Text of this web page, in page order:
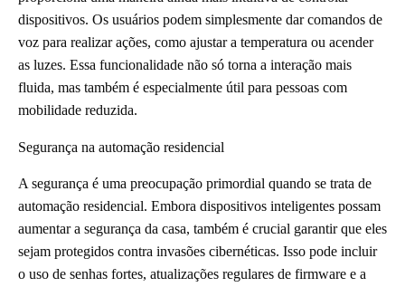
dispositivos. Os usuários podem simplesmente dar comandos de
voz para realizar ações, como ajustar a temperatura ou acender
as luzes. Essa funcionalidade não só torna a interação mais
fluida, mas também é especialmente útil para pessoas com
mobilidade reduzida.
Segurança na automação residencial
A segurança é uma preocupação primordial quando se trata de
automação residencial. Embora dispositivos inteligentes possam
aumentar a segurança da casa, também é crucial garantir que eles
sejam protegidos contra invasões cibernéticas. Isso pode incluir
o uso de senhas fortes, atualizações regulares de firmware e a